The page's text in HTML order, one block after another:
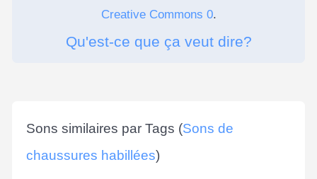
Creative Commons 0.
Qu'est-ce que ça veut dire?
Sons similaires par Tags (Sons de
chaussures habillées)